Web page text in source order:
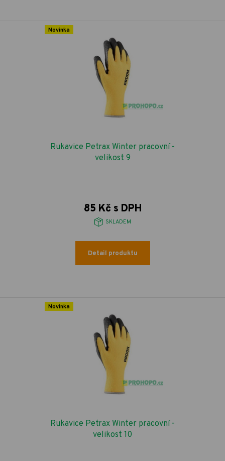
Novinka
Rukavice Petrax Winter pracovní -
velikost 9
85 Kč s DPH
SKLADEM
Detail produktu
Novinka
Rukavice Petrax Winter pracovní -
velikost 10